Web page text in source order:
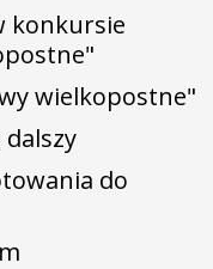
konkursie
wielkopostne"
do